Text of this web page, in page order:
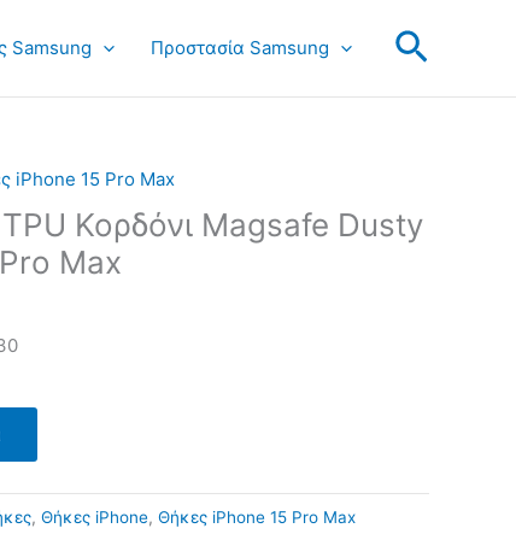
Samsung Προστασία Samsung Search
iPhone 15 Pro Max
Κορδόνι Magsafe Dusty
Max
, Θήκες iPhone, Θήκες iPhone 15 Pro Max